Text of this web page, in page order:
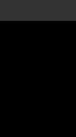
monts, en